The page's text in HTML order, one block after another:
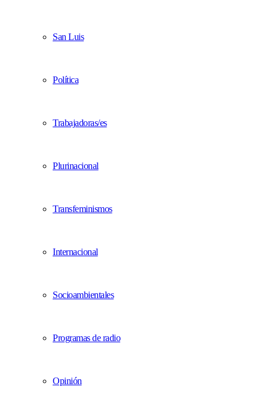
San Luis
Política
Trabajadoras/es
Plurinacional
Transfeminismos
Internacional
Socioambientales
Programas de radio
Opinión